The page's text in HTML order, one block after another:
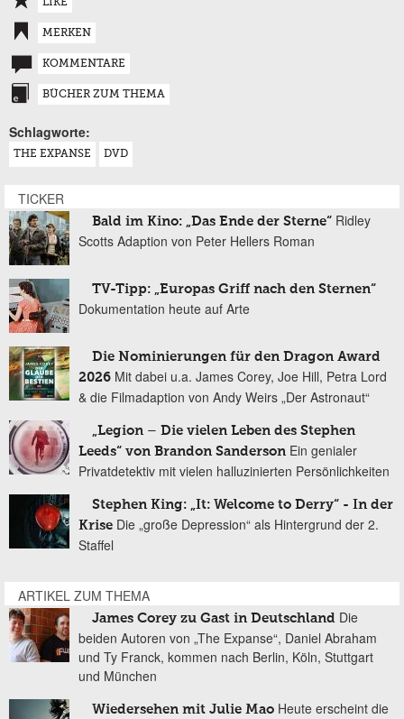
LIKE
MERKEN
KOMMENTARE
BÜCHER ZUM THEMA
Schlagworte:
THE EXPANSE DVD
TICKER
Bald im Kino: „Das Ende der Sterne“ Ridley
Scotts Adaption von Peter Hellers Roman
TV-Tipp: „Europas Griff nach den Sternen“
Dokumentation heute auf Arte
Die Nominierungen für den Dragon Award
2026 Mit dabei u.a. James Corey, Joe Hill, Petra Lord
& die Filmadaption von Andy Weirs „Der Astronaut“
„Legion – Die vielen Leben des Stephen
Leeds“ von Brandon Sanderson Ein genialer
Privatdetektiv mit vielen halluzinierten Persönlichkeiten
Stephen King: „It: Welcome to Derry“ - In der
Krise Die „große Depression“ als Hintergrund der 2.
Staffel
ARTIKEL ZUM THEMA
James Corey zu Gast in Deutschland Die
beiden Autoren von „The Expanse“, Daniel Abraham
und Ty Franck, kommen nach Berlin, Köln, Stuttgart
und München
Wiedersehen mit Julie Mao Heute erscheint die